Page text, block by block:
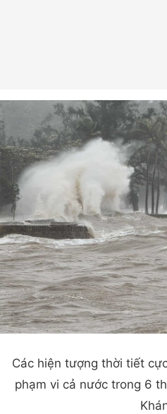
Các hiện tượng thời tiết
phạm vi cả nước trong 6